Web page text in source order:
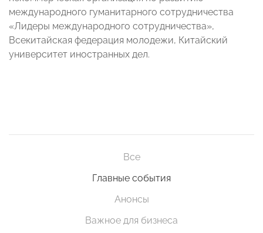
международного гуманитарного сотрудничества
«Лидеры международного сотрудничества»,
Всекитайская федерация молодежи, Китайский
университет иностранных дел.
Все
Главные события
Анонсы
Важное для бизнеса